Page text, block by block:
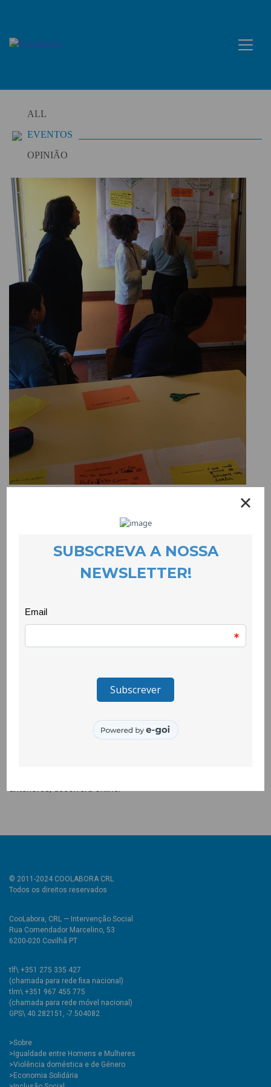
content
ALL
EVENTOS
OPINIÃO
Formação de docentes em Educação,
18 January 2021
Terminou mais uma acção de formação acreditada para
Interior. Tal como na primeira edição, a avaliação por parte das
18 professoras e professores que a frequentaram foi muito
forma abrangente das abordagens teve particular atenção às
situações vividas pelos formandos nos diferentes contextos
tratados e os recursos disponibilizados são, por si, boas
ferramentas de trabalho e que irei utilizar na minha “praxis”
anteriores, decorrerá online.
© 2011-2024 COOLABORA CRL
Todos os direitos reservados
CooLabora, CRL — Intervenção Social
Rua Comendador Marcelino, 53
6200-020 Covilhã PT
tlf\ +351 275 335 427
(chamada para rede fixa nacional)
tlm\ +351 967 455 775
(chamada para rede móvel nacional)
GPS\ 40.282151, -7.504082
>Sobre
>Igualdade entre Homens e Mulheres
>Violência doméstica e de Género
>Economia Solidária